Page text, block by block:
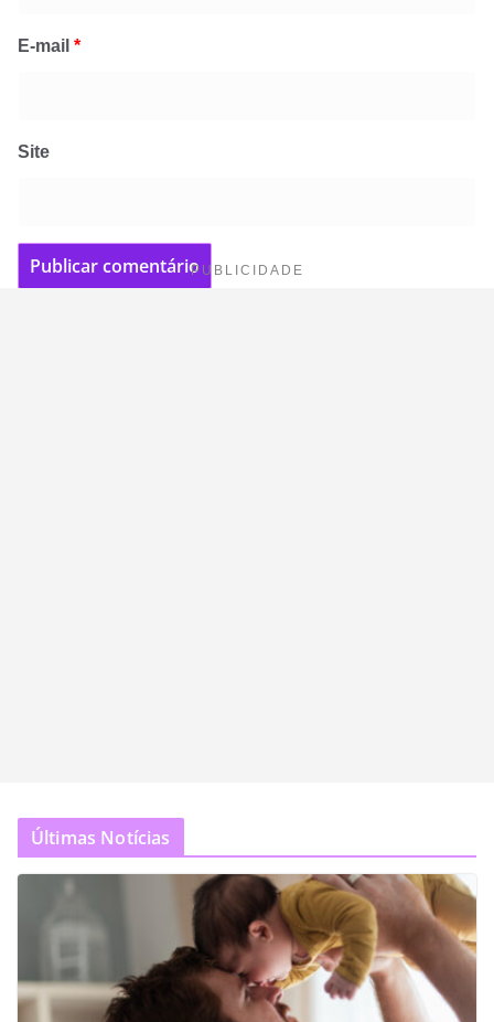
E-mail *
Site
PUBLICIDADE
Últimas Notícias